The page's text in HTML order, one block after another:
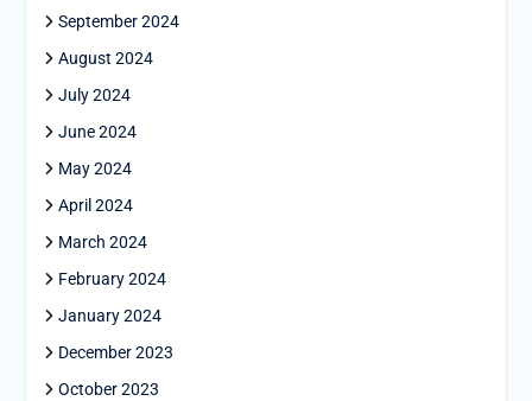
September 2024
August 2024
July 2024
June 2024
May 2024
April 2024
March 2024
February 2024
January 2024
December 2023
October 2023